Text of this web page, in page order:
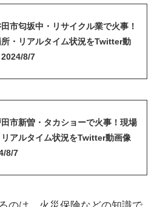
市匂坂中・リサイクル業で火事！
・リアルタイム状況をTwitter動
8/7
市新曽・タカショーで火事！現場
アルタイム状況をTwitter動画像
8/7